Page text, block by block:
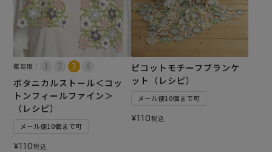
難易度：
ボタニカルストール＜コッ
トンフィールファイン＞
（レシピ）
メール便10個まで可
¥110税込
ピコットモチーフブランケ
ット（レシピ）
メール便10個まで可
¥110税込